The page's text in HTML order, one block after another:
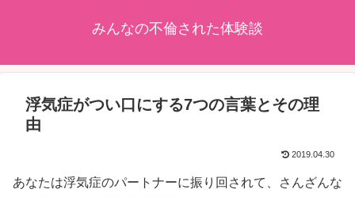
みんなの不倫された体験談
浮気症がつい口にする7つの言葉とその理
由
2019.04.30
あなたは浮気症のパートナーに振り回されて、さんざんな